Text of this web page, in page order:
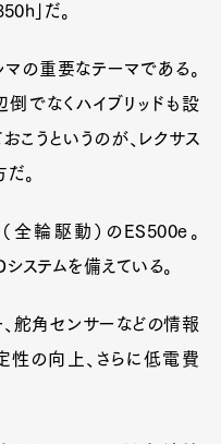
」だ。
の重要なテーマである。
でなくハイブリッドも設
こうというのが、レクサス
。
全輪駆動）のES500e。
ステムを備えている。
舵角センサーなどの情報
性の向上、さらに低電費